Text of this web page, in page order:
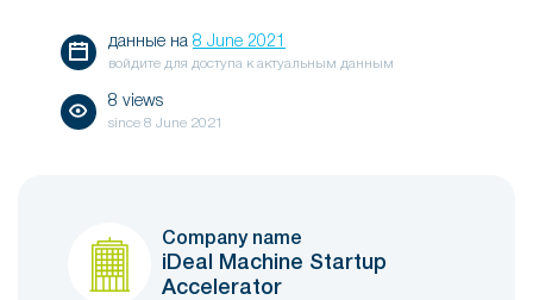
данные на 8 June 2021
войдите для доступа к актуальным данным
8 views
since 8 June 2021
Company name
iDeal Machine Startup
Accelerator